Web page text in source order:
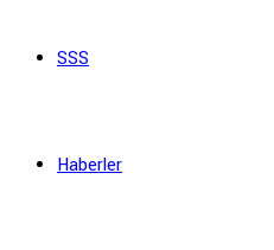
SSS
Haberler